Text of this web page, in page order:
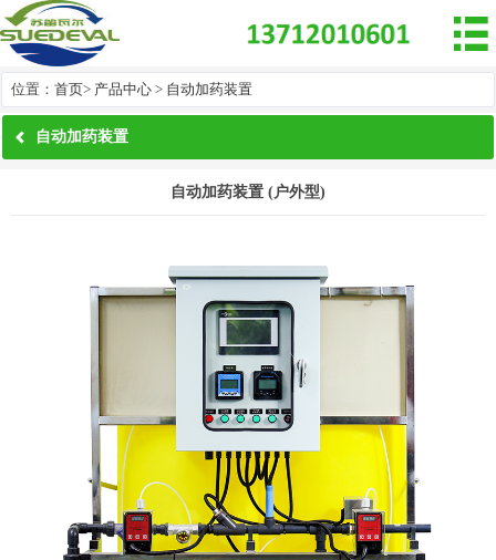

位置： 首页> 产品中心 > 自动加药装置
自动加药装置
自动加药装置 (户外型)